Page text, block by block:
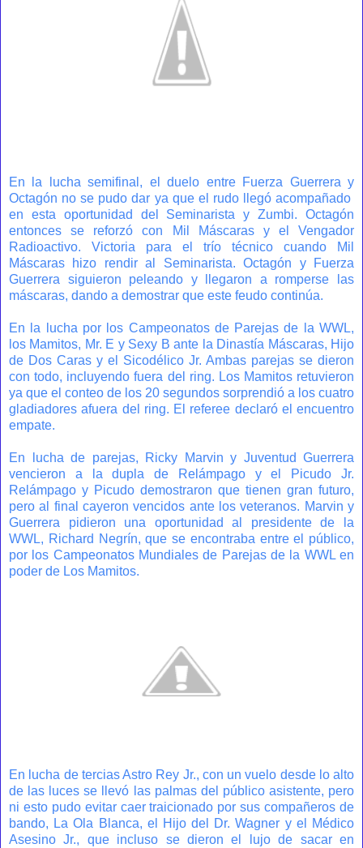
En la lucha semifinal, el duelo entre Fuerza Guerrera y
Octagón no se pudo dar ya que el rudo llegó acompañado
en esta oportunidad del Seminarista y Zumbi. Octagón
entonces se reforzó con Mil Máscaras y el Vengador
Radioactivo. Victoria para el trío técnico cuando Mil
Máscaras hizo rendir al Seminarista. Octagón y Fuerza
Guerrera siguieron peleando y llegaron a romperse las
máscaras, dando a demostrar que este feudo continúa.
En la lucha por los Campeonatos de Parejas de la WWL,
los Mamitos, Mr. E y Sexy B ante la Dinastía Máscaras, Hijo
de Dos Caras y el Sicodélico Jr. Ambas parejas se dieron
con todo, incluyendo fuera del ring. Los Mamitos retuvieron
ya que el conteo de los 20 segundos sorprendió a los cuatro
gladiadores afuera del ring. El referee declaró el encuentro
empate.
En lucha de parejas, Ricky Marvin y Juventud Guerrera
vencieron a la dupla de Relámpago y el Picudo Jr.
Relámpago y Picudo demostraron que tienen gran futuro,
pero al final cayeron vencidos ante los veteranos. Marvin y
Guerrera pidieron una oportunidad al presidente de la
WWL, Richard Negrín, que se encontraba entre el público,
por los Campeonatos Mundiales de Parejas de la WWL en
poder de Los Mamitos.
En lucha de tercias Astro Rey Jr., con un vuelo desde lo alto
de las luces se llevó las palmas del público asistente, pero
ni esto pudo evitar caer traicionado por sus compañeros de
bando, La Ola Blanca, el Hijo del Dr. Wagner y el Médico
Asesino Jr., que incluso se dieron el lujo de sacar en